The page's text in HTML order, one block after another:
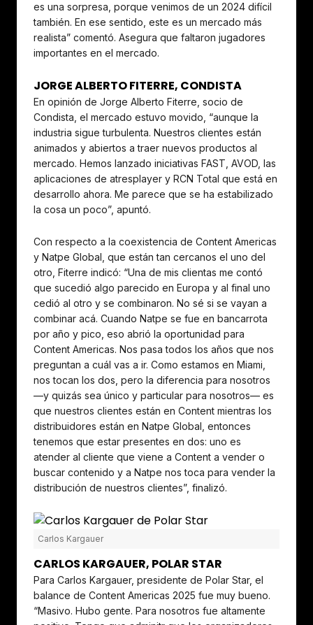
es una sorpresa, porque venimos de un 2024 difícil
también. En ese sentido, este es un mercado más
realista” comentó. Asegura que faltaron jugadores
importantes en el mercado.
JORGE ALBERTO FITERRE, CONDISTA
En opinión de Jorge Alberto Fiterre, socio de
Condista, el mercado estuvo movido, “aunque la
industria sigue turbulenta. Nuestros clientes están
animados y abiertos a traer nuevos productos al
mercado. Hemos lanzado iniciativas FAST, AVOD, las
aplicaciones de atresplayer y RCN Total que está en
desarrollo ahora. Me parece que se ha estabilizado
la cosa un poco”, apuntó.
Con respecto a la coexistencia de Content Americas
y Natpe Global, que están tan cercanos el uno del
otro, Fiterre indicó: “Una de mis clientas me contó
que sucedió algo parecido en Europa y al final uno
cedió al otro y se combinaron. No sé si se vayan a
combinar acá. Cuando Natpe se fue en bancarrota
por año y pico, eso abrió la oportunidad para
Content Americas. Nos pasa todos los años que nos
preguntan a cuál vas a ir. Como estamos en Miami,
nos tocan los dos, pero la diferencia para nosotros
—y quizás sea único y particular para nosotros— es
que nuestros clientes están en Content mientras los
distribuidores están en Natpe Global, entonces
tenemos que estar presentes en dos: uno es
atender al cliente que viene a Content a vender o
buscar contenido y a Natpe nos toca para vender la
distribución de nuestros clientes”, finalizó.
Carlos Kargauer
CARLOS KARGAUER, POLAR STAR
Para Carlos Kargauer, presidente de Polar Star, el
balance de Content Americas 2025 fue muy bueno.
“Masivo. Hubo gente. Para nosotros fue altamente